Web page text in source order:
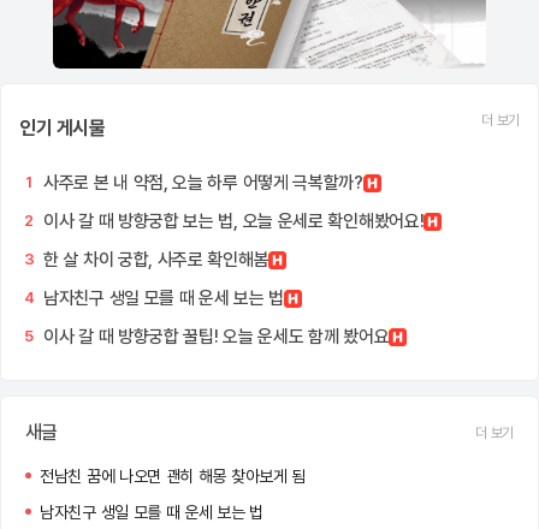
인기 게시물 더 보기
1 사주로 본 내 약점, 오늘 하루 어떻게 극복할까?
2 이사 갈 때 방향궁합 보는 법, 오늘 운세로 확인해봤어요!
3 한 살 차이 궁합, 사주로 확인해봄
4 남자친구 생일 모를 때 운세 보는 법
5 이사 갈 때 방향궁합 꿀팁! 오늘 운세도 함께 봤어요
새글 더 보기
전남친 꿈에 나오면 괜히 해몽 찾아보게 됨
남자친구 생일 모를 때 운세 보는 법